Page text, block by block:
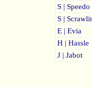
S | Speedo
S |
E | Evia
H | Hassle
J | Jabot